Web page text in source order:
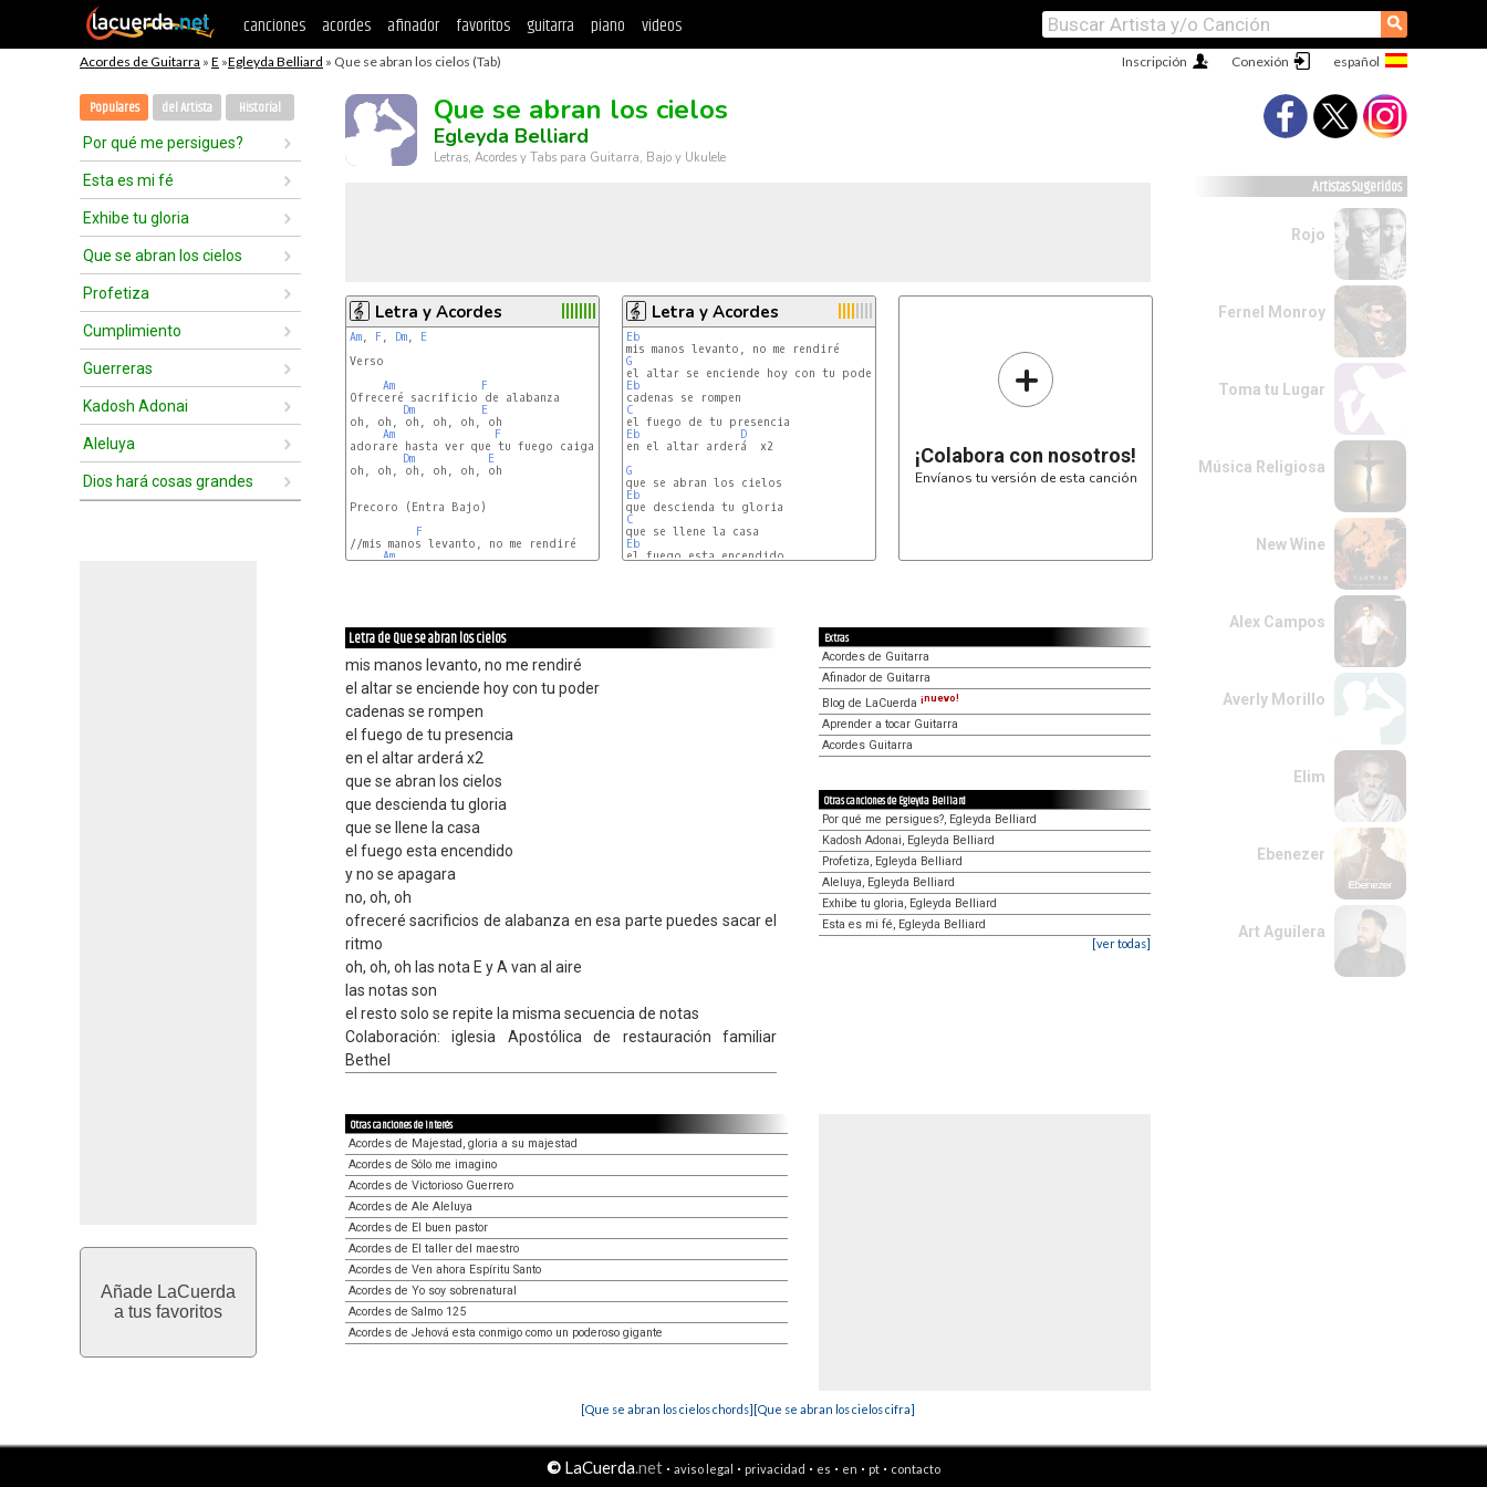
canciones acordes afinador favoritos guitarra piano videos ⚲
Acordes de Guitarra » E »Egleyda Belliard » Que se abran los cielos (Tab) Conexión
Inscripción
Populares del Artista Historial
Por qué me persigues?
Esta es mi fé
Exhibe tu gloria
Que se abran los cielos
Profetiza
Cumplimiento
Guerreras
Kadosh Adonai
Aleluya
Dios hará cosas grandes
Añade LaCuerda
a tus favoritos
Que se abran los cielos
Egleyda Belliard
Letras, Acordes y Tabs para Guitarra, Bajo y Ukulele
Letra y Acordes
Am, F , Dm, E
Verso
Am
F
Ofreceré sacrificio de alabanza
Dm
E
oh, oh, oh, oh, oh, oh
Am
F
adorare hasta ver que tu fuego caiga
Dm
E
oh, oh, oh, oh, oh, oh
Precoro (Entra Bajo)
F
//mis manos levanto, no me rendiré
Am
Letra y Acordes
Eb
G
Eb
C
Eb
D
en el altar arderá  x2
G
Eb
C
Eb
+
¡Colabora con nosotros!
Envíanos tu versión de esta canción
Letra de Que se abran los cielos
mis manos levanto, no me rendiré
el altar se enciende hoy con tu poder
cadenas se rompen
el fuego de tu presencia
en el altar arderá x2
que se abran los cielos
que descienda tu gloria
que se llene la casa
el fuego esta encendido
y no se apagara
no, oh, oh
ofreceré sacrificios de alabanza en esa parte puedes sacar el
ritmo
oh, oh, oh las nota E y A van al aire
las notas son
el resto solo se repite la misma secuencia de notas
Colaboración: iglesia Apostólica de restauración familiar
Bethel
Extras
Acordes de Guitarra
Afinador de Guitarra
Blog de LaCuerda ¡nuevo!
Aprender a tocar Guitarra
Acordes Guitarra
Otras canciones de Egleyda Belliard
Por qué me persigues?, Egleyda Belliard
Kadosh Adonai, Egleyda Belliard
Profetiza, Egleyda Belliard
Aleluya, Egleyda Belliard
Exhibe tu gloria, Egleyda Belliard
Esta es mi fé, Egleyda Belliard
[ver todas]
Otras canciones de interés
Acordes de Majestad, gloria a su majestad
Acordes de Sólo me imagino
Acordes de Victorioso Guerrero
Acordes de Ale Aleluya
Acordes de El buen pastor
Acordes de El taller del maestro
Acordes de Ven ahora Espíritu Santo
Acordes de Yo soy sobrenatural
Acordes de Salmo 125
Acordes de Jehová esta conmigo como un poderoso gigante
[Que se abran los cielos chords][Que se abran los cielos cifra]
Artistas Sugeridos
Rojo
Fernel Monroy
Toma tu Lugar
Música Religiosa
New Wine
Alex Campos
Averly Morillo
Elim
Ebenezer
Art Aguilera
© LaCuerda.net · aviso legal · privacidad · es · en · pt · contacto